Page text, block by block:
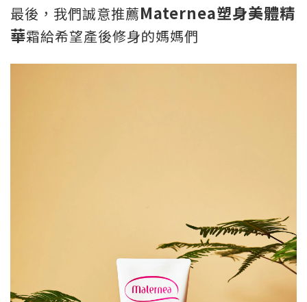
最後，我們誠意推薦Maternea塑身美體精
華霜給希望產後修身的媽媽們